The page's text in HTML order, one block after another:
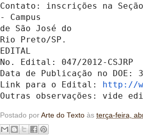
Contato: inscrições na
- Campus
de São José do
Rio Preto/SP.
EDITAL
No. Edital: 047/2012-CSJRP
Data de Publicação no DOE:
Link para o Edital: http://
Outras observações: vide
Postado por Arte do Texto às terça-feira,